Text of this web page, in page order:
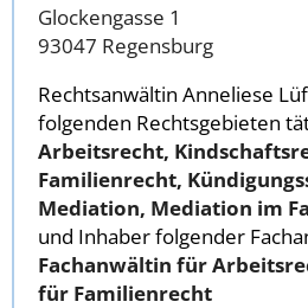
Glockengasse 1
93047 Regensburg
Rechtsanwältin Anneliese
folgenden Rechtsgebieten
Arbeitsrecht,
Familienrecht,
Mediation, Mediation im
und Inhaber folgender
Fachanwältin für
für Familienrecht